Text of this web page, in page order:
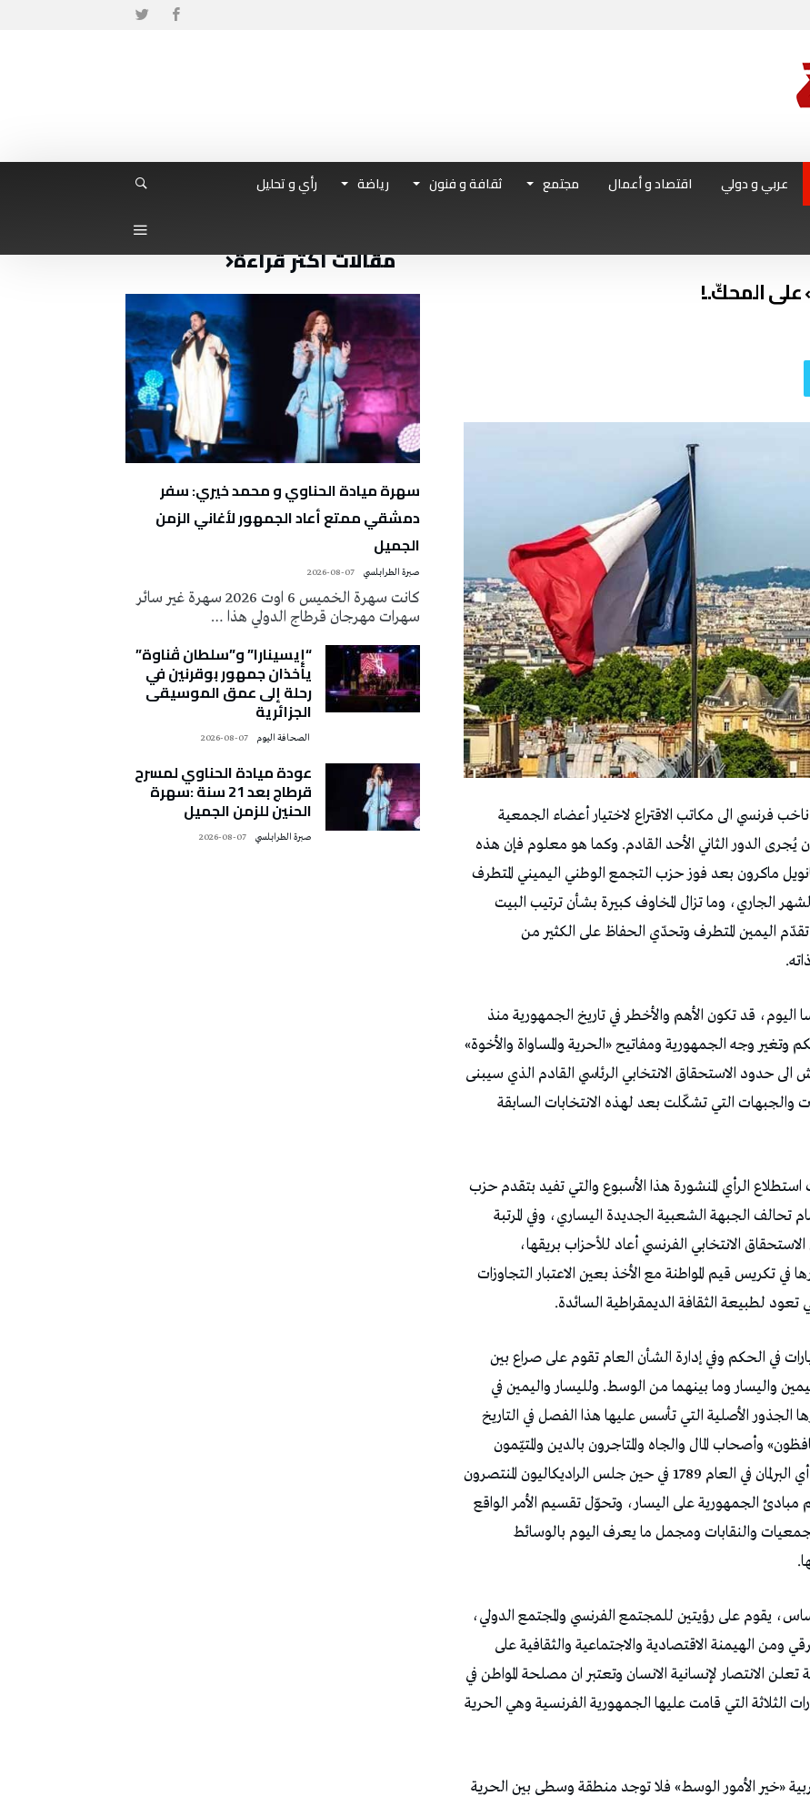
عربي و دولي اقتصاد و أعمال مجتمع ثقافة و فنون رياضة
رأي و تحليل
على المحكّ..!
الأحد 30 جوان 2024 حوالي 50 مليون ناخب فرنسي الى مكاتب الاقتراع لاختيار أعضاء الجمعية
دور أوّل، على أن يُجرى الدور الثاني الأحد القادم. وكما هو معلوم فإن هذه
ماكرون بعد فوز حزب التجمع الوطني اليميني المتطرف
الجاري، وما تزال المخاوف كبيرة بشأن ترتيب البيت
اليمين المتطرف وتحدّي الحفاظ على الكثير من
اليوم، قد تكون الأهم والأخطر في تاريخ الجمهورية منذ
الحكم وتغير وجه الجمهورية ومفاتيح «الحرية والمساواة والأخوة»
حدود الاستحقاق الانتخابي الرئاسي القادم الذي سيبنى
التي تشكّلت بعد لهذه الانتخابات السابقة
الرأي المنشورة هذا الأسبوع والتي تفيد بتقدم حزب
تحالف الجبهة الشعبية الجديدة اليساري، وفي المرتبة
الانتخابي الفرنسي أعاد للأحزاب بريقها،
تكريس قيم المواطنة مع الأخذ بعين الاعتبار التجاوزات
تعود لطبيعة الثقافة الديمقراطية السائدة.
في الحكم وفي إدارة الشأن العام تقوم على صراع بين
واليسار وما بينهما من الوسط. ولليسار واليمين في
الجذور الأصلية التي تأسس عليها هذا الفصل في التاريخ
وأصحاب المال والجاه والمتاجرون بالدين والمتيّمون
بالحكم المطلق في الجانب الأيمن للجمعية الوطنية أي البرلمان في العام 1789 في حين جلس الراديكاليون المنتصرون
مبادئ الجمهورية على اليسار، وتحوّل تقسيم الأمر الواقع
والنقابات ومجمل ما يعرف اليوم بالوسائط
يقوم على رؤيتين للمجتمع الفرنسي والمجتمع الدولي،
ومن الهيمنة الاقتصادية والاجتماعية والثقافية على
الانتصار لإنسانية الانسان وتعتبر ان مصلحة المواطن في
الثلاثة التي قامت عليها الجمهورية الفرنسية وهي الحرية
«خير الأمور الوسط» فلا توجد منطقة وسطى بين الحرية
مقالات أكثر قراءة
سهرة ميادة الحناوي و محمد خيري: سفر
دمشقي ممتع أعاد الجمهور لأغاني الزمن
الجميل
صبرة الطرابلسي 2026-08-07
كانت سهرة الخميس 6 اوت 2026 سهرة غير سائر
سهرات مهرجان قرطاج الدولي هذا …
“إيسينارا” و”سلطان ڤناوة”
يأخذان جمهور بوقرنين في
رحلة إلى عمق الموسيقى
الجزائرية
2026-08-07
عودة ميادة الحناوي لمسرح
قرطاج بعد 21 سنة :سهرة
الحنين للزمن الجميل
صبرة الطرابلسي 2026-08-07